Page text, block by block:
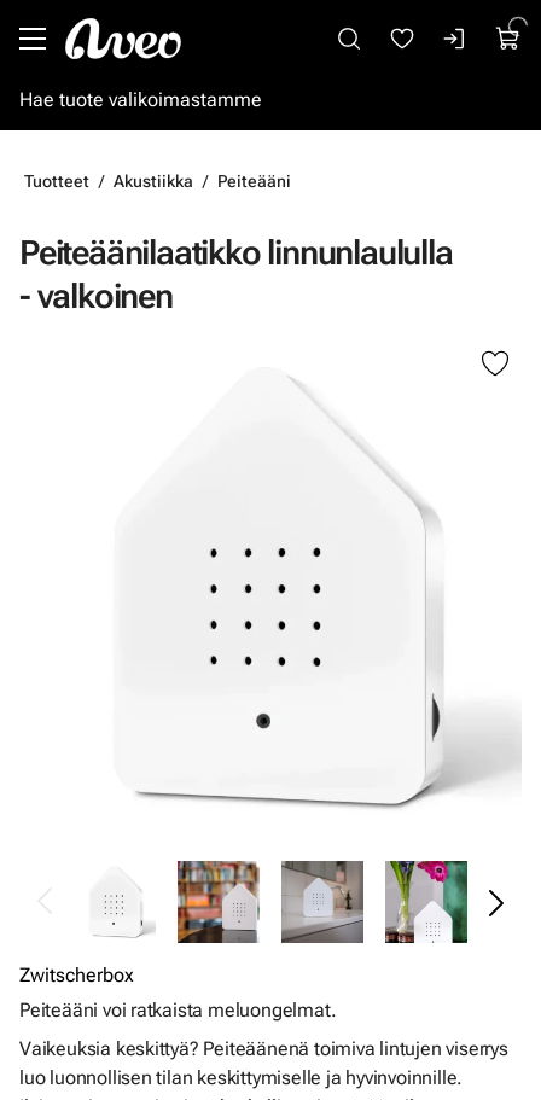
Tuotteet Akustiikka Peiteääni
Peiteäänilaatikko linnunlaululla
- valkoinen
Zwitscherbox
Peiteääni voi ratkaista meluongelmat.
Vaikeuksia keskittyä? Peiteäänenä toimiva lintujen viserrys
luo luonnollisen tilan keskittymiselle ja hyvinvoinnille.